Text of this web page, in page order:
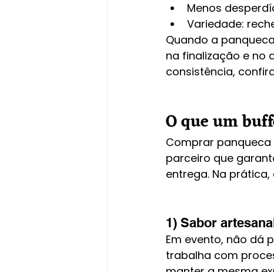
Menos
Variedade:
Quando a
na finalização e no
consistência,
O que um
Comprar panqueca
parceiro que
entrega. Na
1) Sabor
Em evento, não dá
trabalha com